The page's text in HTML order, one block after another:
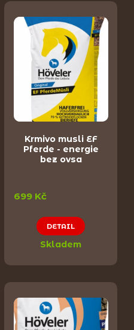
Krmivo musli EF
Pferde - energie
bez ovsa
699 Kč
DETAIL
Skladem